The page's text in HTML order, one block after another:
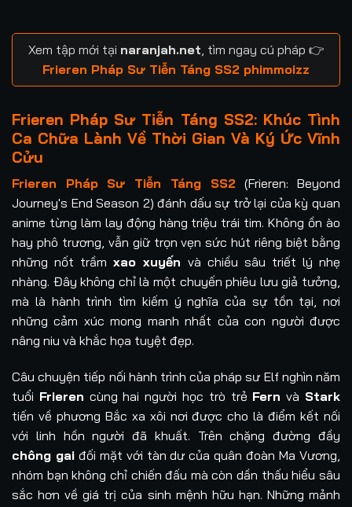
Xem tập mới tại naranjah.net , tìm ngay cú pháp 👉
Frieren Pháp Sư Tiễn Táng SS2 phimmoizz
Frieren Pháp Sư Tiễn Táng SS2: Khúc Tình
Ca Chữa Lành Về Thời Gian Và Ký Ức Vĩnh
Cửu
Frieren Pháp Sư Tiễn Táng SS2 (Frieren: Beyond
Journey's End Season 2) đánh dấu sự trở lại của kỳ quan
anime từng làm lay động hàng triệu trái tim. Không ồn ào
hay phô trương, vẫn giữ trọn vẹn sức hút riêng biệt bằng
những nốt trầmxao xuyến và chiều sâu triết lý nhẹ
nhàng. Đây không chỉ là một chuyến phiêu lưu giả tưởng,
mà là hành trình tìm kiếm ý nghĩa của sự tồn tại, nơi
những cảm xúc mong manh nhất của con người được
nâng niu và khắc họa tuyệt đẹp.
Câu chuyện tiếp nối hành trình của pháp sư Elf nghìn năm
tuổi Frieren cùng hai người học trò trẻ Fern và Stark
tiến về phương Bắc xa xôi nơi được cho là điểm kết nối
với linh hồn người đã khuất. Trên chặng đường đầy
chông gaiđối mặt với tàn dư của quân đoàn Ma Vương,
nhóm bạn không chỉ chiến đấu mà còn dần thấu hiểu sâu
sắc hơn về giá trị của sinh mệnh hữu hạn. Những mảnh